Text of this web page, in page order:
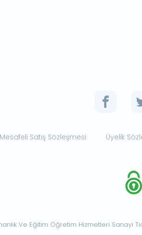
Mesafeli Satış Sözleşmesi Üyelik
Ve Eğitim Öğretim Hizmetleri Sanayi